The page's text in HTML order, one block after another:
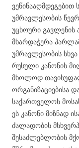
უმრავლესობის
უცხოური გავლენის
მხარდაჭერა
უმრავლესობის სხვა
რუსული კანონის
მხოლოდ
ორგანიზაციებისა
საქართველოს
ეს კანონი მიზნად
ძალადობის
შესაძლებლობის